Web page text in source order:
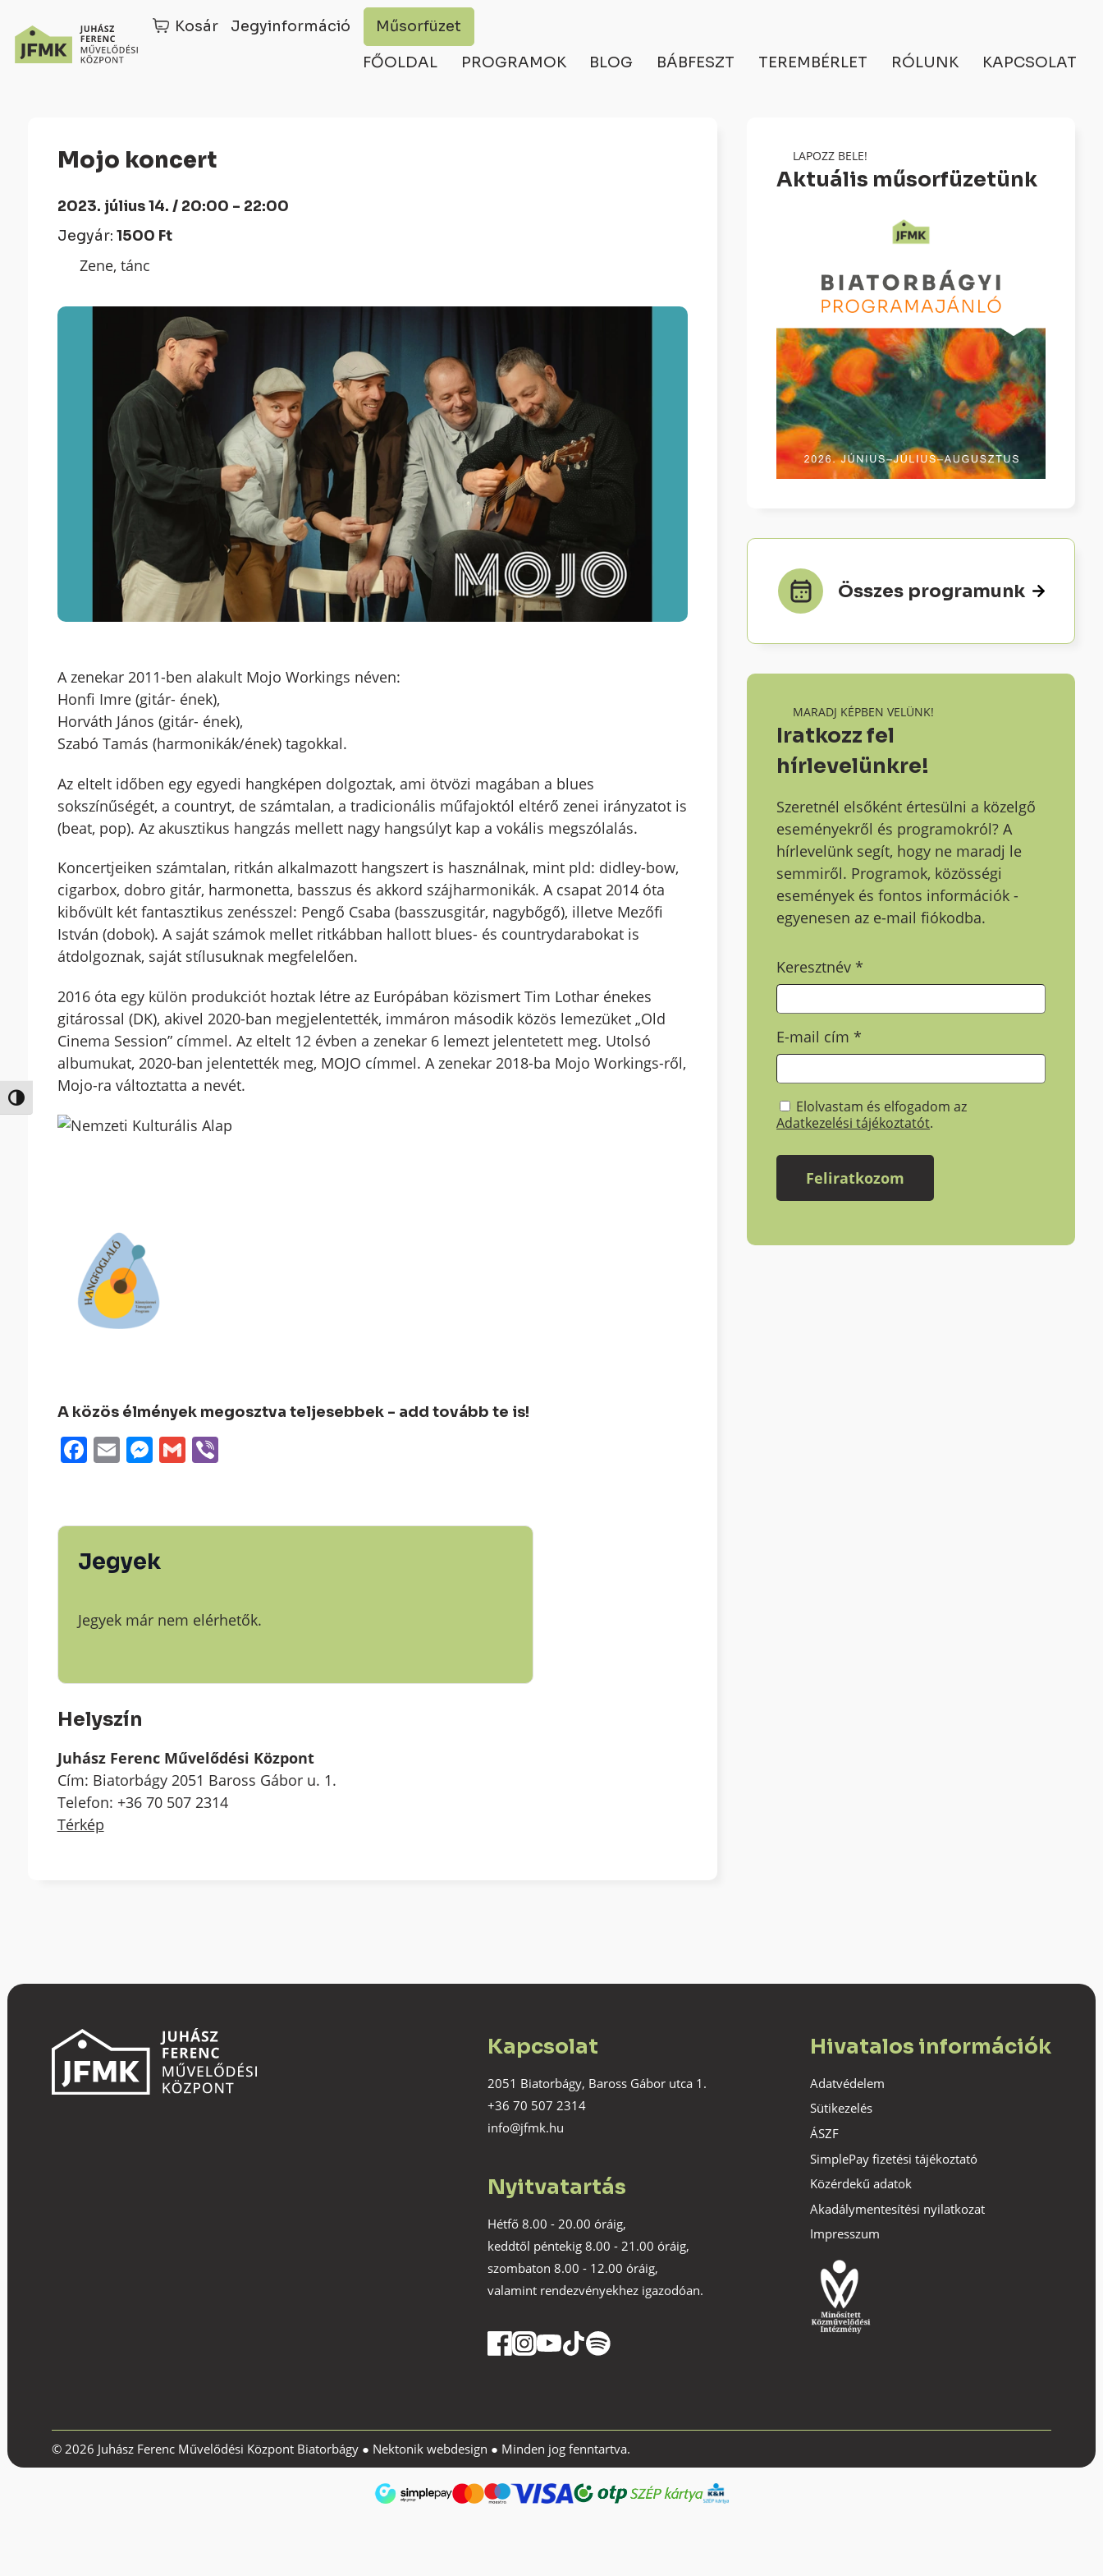
Nagy kontraszt váltása
Kosár Jegyinformáció Műsorfüzet
FŐOLDAL PROGRAMOK BLOG BÁBFESZT TEREMBÉRLET RÓLUNK KAPCSOLAT
Mojo koncert
2023. július 14. / 20:00 - 22:00
Jegyár: 1500 Ft
Zene, tánc
A zenekar 2011-ben alakult Mojo Workings néven:
Honfi Imre (gitár- ének),
Horváth János (gitár- ének),
Szabó Tamás (harmonikák/ének) tagokkal.
Az eltelt időben egy egyedi hangképen dolgoztak, ami ötvözi magában a blues
sokszínűségét, a countryt, de számtalan, a tradicionális műfajoktól eltérő zenei irányzatot is
(beat, pop). Az akusztikus hangzás mellett nagy hangsúlyt kap a vokális megszólalás.
Koncertjeiken számtalan, ritkán alkalmazott hangszert is használnak, mint pld: didley-bow,
cigarbox, dobro gitár, harmonetta, basszus és akkord szájharmonikák. A csapat 2014 óta
kibővült két fantasztikus zenésszel: Pengő Csaba (basszusgitár, nagybőgő), illetve Mezőfi
István (dobok). A saját számok mellet ritkábban hallott blues- és countrydarabokat is
átdolgoznak, saját stílusuknak megfelelően.
2016 óta egy külön produkciót hoztak létre az Európában közismert Tim Lothar énekes
gitárossal (DK), akivel 2020-ban megjelentették, immáron második közös lemezüket „Old
Cinema Session” címmel. Az eltelt 12 évben a zenekar 6 lemezt jelentetett meg. Utolsó
albumukat, 2020-ban jelentették meg, MOJO címmel. A zenekar 2018-ba Mojo Workings-ről,
Mojo-ra változtatta a nevét.
A közös élmények megosztva teljesebbek - add tovább te is!
Facebook
EmailMessenger
GmailViber
Jegyek
Jegyek már nem elérhetők.
Helyszín
Juhász Ferenc Művelődési Központ
Cím: Biatorbágy 2051 Baross Gábor u. 1.
Telefon: +36 70 507 2314
Térkép
LAPOZZ BELE!
Aktuális műsorfüzetünk
Összes programunk
MARADJ KÉPBEN VELÜNK!
Iratkozz fel
hírlevelünkre!
Szeretnél elsőként értesülni a közelgő
eseményekről és programokról? A
hírlevelünk segít, hogy ne maradj le
semmiről. Programok, közösségi
események és fontos információk -
egyenesen az e-mail fiókodba.
Keresztnév*
E-mail cím*
Elolvastam és elfogadom az
Adatkezelési tájékoztatót.
Kapcsolat
2051 Biatorbágy, Baross Gábor utca 1.
+36 70 507 2314
info@jfmk.hu
Nyitvatartás
Hétfő 8.00 - 20.00 óráig,
keddtől péntekig 8.00 - 21.00 óráig,
szombaton 8.00 - 12.00 óráig,
valamint rendezvényekhez igazodóan.
Hivatalos információk
Adatvédelem
Sütikezelés
ÁSZF
SimplePay fizetési tájékoztató
Közérdekű adatok
Akadálymentesítési nyilatkozat
Impresszum
© 2026 Juhász Ferenc Művelődési Központ Biatorbágy ● Nektonik webdesign ● Minden jog fenntartva.